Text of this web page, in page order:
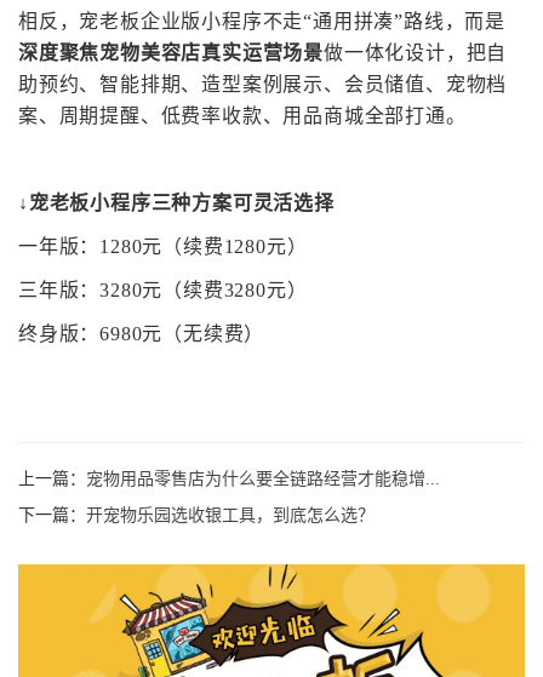
相反， 宠老板企业版小程序不走“通用拼凑”路线，而是
深度聚焦宠物美容店真实运营场景做一体化设计，把自
助预约、智能排期、造型案例展示、会员储值、宠物档
案、周期提醒、低费率收款、用品商城全部打通。
↓宠老板小程序三种方案可灵活选择
一年版： 1280元（续费1280元）
三年版：3280元（续费3280元）
终身版：6980元（无续费）
上一篇： 宠物用品零售店为什么要全链路经营才能稳增...
下一篇： 开宠物乐园选收银工具，到底怎么选？